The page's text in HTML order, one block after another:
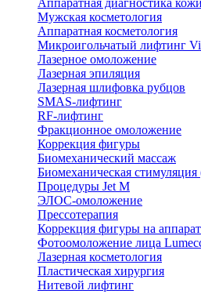
Аппаратная диагностика кожи
Мужская косметология
Аппаратная косметология
Микроигольчатый лифтинг
Лазерное омоложение
Лазерная эпиляция
Лазерная шлифовка рубцов
SMAS-лифтинг
RF-лифтинг
Фракционное омоложение
Коррекция фигуры
Биомеханический массаж
Биомеханическая стимуляция
Процедуры Jet M
ЭЛОС-омоложение
Прессотерапия
Коррекция фигуры на
Фотоомоложение лица
Лазерная косметология
Пластическая хирургия
Нитевой лифтинг